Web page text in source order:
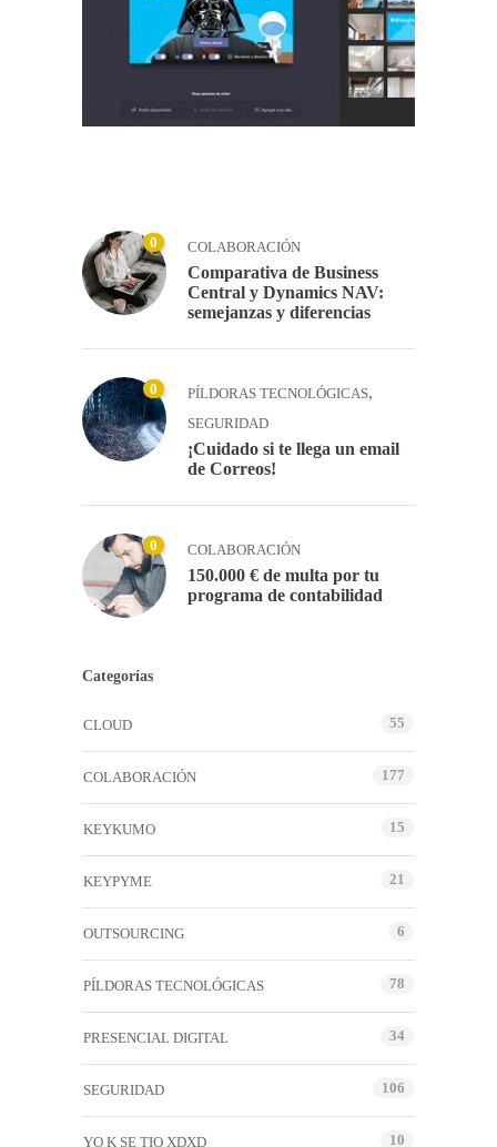
0 COLABORACIÓN
Comparativa de Business
Central y Dynamics NAV:
semejanzas y diferencias
0 PÍLDORAS TECNOLÓGICAS,
SEGURIDAD
¡Cuidado si te llega un email
de Correos!
0 COLABORACIÓN
150.000 € de multa por tu
programa de contabilidad
Categorías
CLOUD 55
COLABORACIÓN 177
KEYKUMO 15
KEYPYME 21
OUTSOURCING 6
PÍLDORAS TECNOLÓGICAS 78
PRESENCIAL DIGITAL 34
SEGURIDAD 106
YO K SE TIO XDXD 10